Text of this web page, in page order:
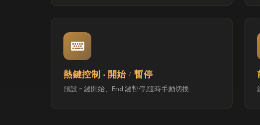
熱鍵控制 ‧ 開始 / 暫停
預設 ~ 鍵開始、End 鍵暫停,隨時手動切換